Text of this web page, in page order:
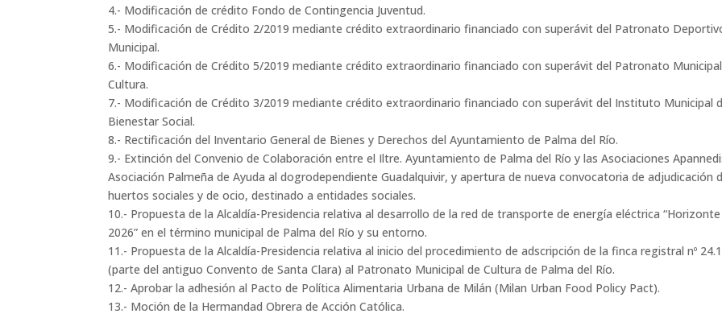
4.- Modificación de crédito Fondo de Contingencia Juventud.
5.- Modificación de Crédito 2/2019 mediante crédito extraordinario financiado con superávit del Patronato
Municipal.
6.- Modificación de Crédito 5/2019 mediante crédito extraordinario financiado con superávit del Patronato
Cultura.
7.- Modificación de Crédito 3/2019 mediante crédito extraordinario financiado con superávit del Instituto Municipal
Bienestar Social.
8.- Rectificación del Inventario General de Bienes y Derechos del Ayuntamiento de Palma del Río.
9.- Extinción del Convenio de Colaboración entre el Iltre. Ayuntamiento de Palma del Río y las Asociaciones
Asociación Palmeña de Ayuda al dogrodependiente Guadalquivir, y apertura de nueva convocatoria de adjudicación
huertos sociales y de ocio, destinado a entidades sociales.
10.- Propuesta de la Alcaldía-Presidencia relativa al desarrollo de la red de transporte de energía eléctrica “Horizonte
2026” en el término municipal de Palma del Río y su entorno.
11.- Propuesta de la Alcaldía-Presidencia relativa al inicio del procedimiento de adscripción de la finca registral nº
(parte del antiguo Convento de Santa Clara) al Patronato Municipal de Cultura de Palma del Río.
12.- Aprobar la adhesión al Pacto de Política Alimentaria Urbana de Milán (Milan Urban Food Policy Pact).
13.- Moción de la Hermandad Obrera de Acción Católica.